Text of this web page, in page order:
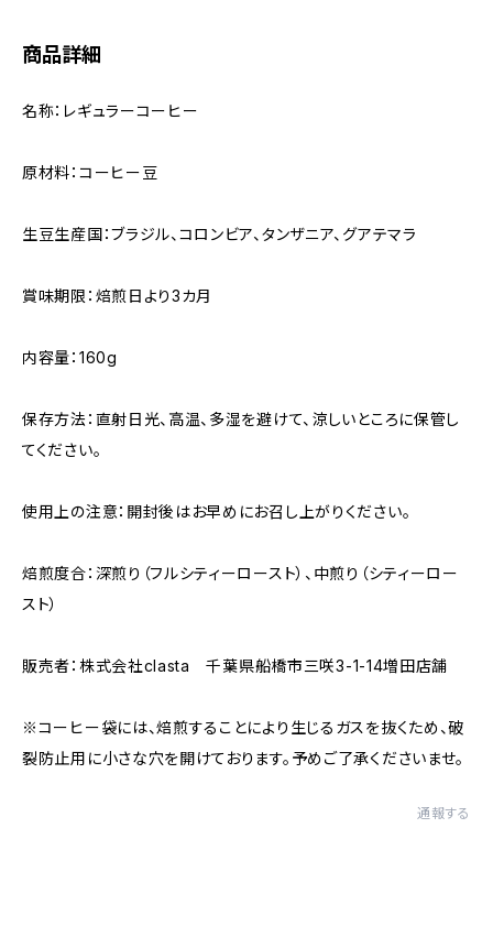
商品詳細
名称：レギュラーコーヒー
原材料：コーヒー豆
生豆生産国：ブラジル、コロンビア、タンザニア、グアテマラ
賞味期限：焙煎日より3カ月
内容量：160g
保存方法：直射日光、高温、多湿を避けて、涼しいところに保管し
てください。
使用上の注意：開封後はお早めにお召し上がりください。
焙煎度合：深煎り（フルシティーロースト）、中煎り（シティーロー
スト）
販売者：株式会社clasta 千葉県船橋市三咲3-1-14増田店舗
※コーヒー袋には、焙煎することにより生じるガスを抜くため、破
裂防止用に小さな穴を開けております。予めご了承くださいませ。
通報する